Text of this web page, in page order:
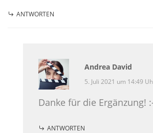
ANTWORTEN
Andrea David
5. Juli 2021 um 14:49
Danke für die Ergänzung!
ANTWORTEN